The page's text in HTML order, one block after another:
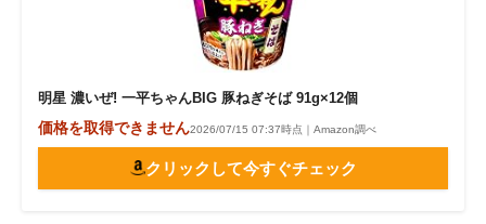
明星 濃いぜ! 一平ちゃんBIG 豚ねぎそば 91g×12個
価格を取得できません2026/07/15 07:37時点｜Amazon調べ
クリックして今すぐチェック